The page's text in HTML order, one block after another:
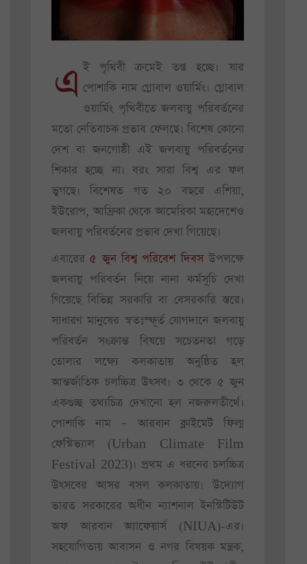
এ ই পৃথিবী ক্রমেই তপ্ত হচ্ছে। যার
পোশাকি নাম গ্লোবাল ওয়ার্মিং। গ্লোবাল
ওয়ার্মিং পৃথিবীতে জলবায়ু পরিবর্তনের
মতো নেতিবাচক প্রভাব ফেলছে। বিশেষ কোনো
দেশ বা জনগোষ্ঠী এই জলবায়ু পরিবর্তনের
শিকার হচ্ছে না। বরং সারা বিশ্ব এর ফল
ভুগছে। বিশেষত গত ২০ বছরে এশিয়া,
ইউরোপ, আফ্রিকা থেকে আমেরিকা মহাদেশেও
জলবায়ু পরিবর্তনের প্রভাব দেখা গিয়েছে।
এবারের৫ জুন বিশ্ব পরিবেশ দিবসউপলক্ষে
জলবায়ু পরিবর্তন নিয়ে নানা কর্মসূচি দেখা
গিয়েছে বিভিন্ন সরকারি বা বেসরকারি স্তরে।
সাধারণ মানুষের স্বতঃস্ফূর্ত যোগদানে জলবায়ু
পরিবর্তন সংক্রান্ত বিষয়ে সচেতনতা গড়ে
তোলার লক্ষ্যে কলকাতায় অনুষ্ঠিত হল
আন্তর্জাতিক চলচ্চিত্র উৎসব। ৩ থেকে ৫ জুন
একগুচ্ছ তথ্যচিত্র দেখানো হল নজরুলতীর্থে।
পোশাকি নাম – আরবান ক্লাইমেট ফিল্ম
ফেস্টিভ্যাল (Urban Climate Film
Festival 2023)। প্রথম এ ধরনের চলচ্চিত্র
উৎসবের আসর বসল কলকাতায়। উদ্যোগ
ভারত সরকারের অধীন ন্যাশনাল ইনস্টিটিউট
অফ আরবান অ্যাফেয়ার্স (NIUA)-এর।
সহযোগিতায় আবাসন ও নগর বিষয়ক মন্ত্রক,